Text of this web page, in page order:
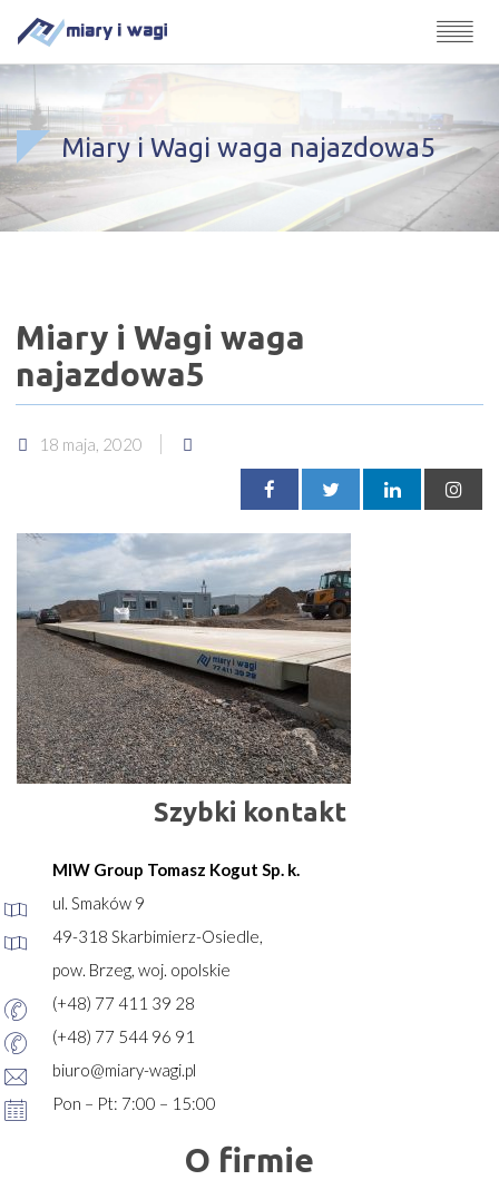
Miary i Wagi waga najazdowa5
Miary i Wagi waga
najazdowa5
18 maja, 2020
Szybki kontakt
MIW Group Tomasz Kogut Sp. k.
ul. Smaków 9
49-318 Skarbimierz-Osiedle,
pow. Brzeg, woj. opolskie
(+48) 77 411 39 28
(+48) 77 544 96 91
biuro@miary-wagi.pl
Pon – Pt: 7:00 – 15:00
O firmie